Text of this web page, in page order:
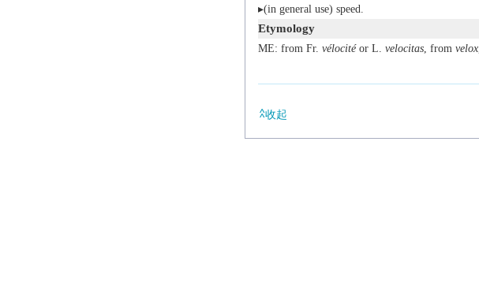
▸(in general use) speed.
Etymology
ME: from Fr. vélocitéor L. velocitas, from velox,
收起